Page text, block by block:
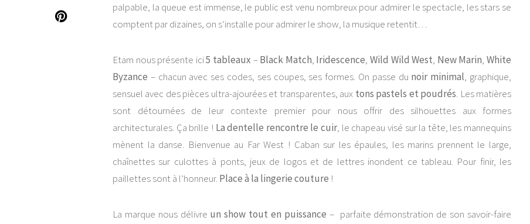
palpable, la queue est immense, le public est venu nombreux pour admirer le spectacle, les stars se
comptent par dizaines, on s’installe pour admirer le show, la musique retentit…
Etam nous présente ici5 tableaux –Black Match, Iridescence,Wild Wild West, New Marin,White
Byzance – chacun avec ses codes, ses coupes, ses formes. On passe du noir minimal, graphique,
sensuel avec des pièces ultra-ajourées et transparentes, aux tons pastels et poudrés. Les matières
sont détournées de leur contexte premier pour nous offrir des silhouettes aux formes
architecturales. Ça brille ! La dentelle rencontre le cuir, le chapeau visé sur la tête, les mannequins
mènent la danse. Bienvenue au Far West ! Caban sur les épaules, les marins prennent le large,
chaînettes sur culottes à ponts, jeux de logos et de lettres inondent ce tableau. Pour finir, les
paillettes sont à l’honneur. Place à la lingerie couture !
La marque nous délivre un show tout en puissance – parfaite démonstration de son savoir-faire